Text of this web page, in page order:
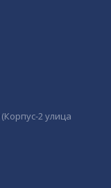
(Корпус-2 улица